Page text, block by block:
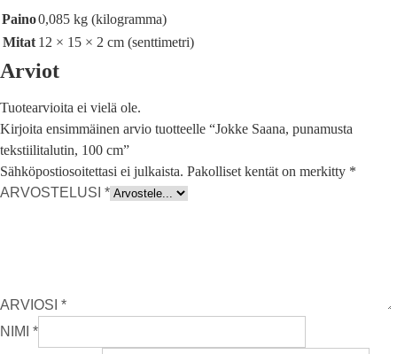
Paino0,085 kg (kilogramma)
Mitat 12 × 15 × 2 cm (senttimetri)
Arviot
Tuotearvioita ei vielä ole.
Kirjoita ensimmäinen arvio tuotteelle “Jokke Saana, punamusta
tekstiilitalutin, 100 cm”
Sähköpostiosoitettasi ei julkaista. Pakolliset kentät on merkitty *
ARVOSTELUSI *
ARVIOSI *
NIMI *